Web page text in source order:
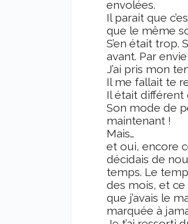
envolées.
Il parait que
que le même
S’en était trop.
avant. Par
J’ai pris mon
Il me fallait te
Il était différent
Son mode de
maintenant !
Mais…
et oui, encore
décidais de
temps. Le
des mois, et
que j’avais le
marquée à